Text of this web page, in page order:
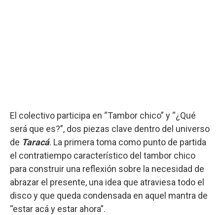
El colectivo participa en “Tambor chico” y “¿Qué
será que es?”, dos piezas clave dentro del universo
de Taracá. La primera toma como punto de partida
el contratiempo característico del tambor chico
para construir una reflexión sobre la necesidad de
abrazar el presente, una idea que atraviesa todo el
disco y que queda condensada en aquel mantra de
“estar acá y estar ahora”.